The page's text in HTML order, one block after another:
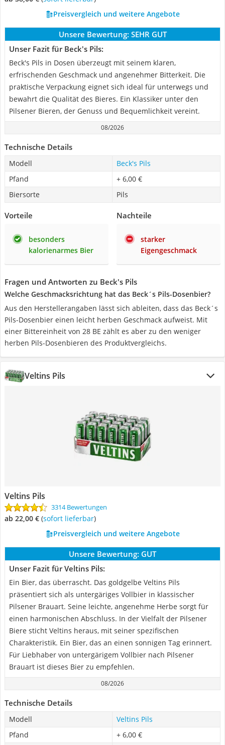
Preisvergleich und weitere Angebote
Unsere Bewertung: SEHR GUT
Unser Fazit für Beck's Pils:
Beck's Pils in Dosen überzeugt mit seinem klaren,
erfrischenden Geschmack und angenehmer Bitterkeit. Die
praktische Verpackung eignet sich ideal für unterwegs und
bewahrt die Qualität des Bieres. Ein Klassiker unter den
Pilsener Bieren, der Genuss und Bequemlichkeit vereint.
08/2026
Technische Details
Modell
Beck's Pils
Pfand
+ 6,00 €
Biersorte
Pils
Vorteile
besonders
kalorienarmes Bier
Nachteile
starker
Eigengeschmack
Fragen und Antworten zu Beck's Pils
Welche Geschmacksrichtung hat das Beck´s Pils-Dosenbier?
Aus den Herstellerangaben lässt sich ableiten, dass das Beck´s
Pils-Dosenbier einen leicht herben Geschmack aufweist. Mit
einer Bittereinheit von 28 BE zählt es aber zu den weniger
herben Pils-Dosenbieren des Produktvergleichs.
Veltins Pils
Veltins Pils
3314 Bewertungen
ab 22,00 € ( Sofort lieferbar)
Preisvergleich und weitere Angebote
Unsere Bewertung: GUT
Unser Fazit für Veltins Pils:
Ein Bier, das überrascht. Das goldgelbe Veltins Pils
präsentiert sich als untergäriges Vollbier in klassischer
Pilsener Brauart. Seine leichte, angenehme Herbe sorgt für
einen harmonischen Abschluss. In der Vielfalt der Pilsener
Biere sticht Veltins heraus, mit seiner spezifischen
Charakteristik. Ein Bier, das an einen sonnigen Tag erinnert.
Für Liebhaber von untergärigem Vollbier nach Pilsener
Brauart ist dieses Bier zu empfehlen.
08/2026
Technische Details
Modell
Veltins Pils
Pfand
+ 6,00 €